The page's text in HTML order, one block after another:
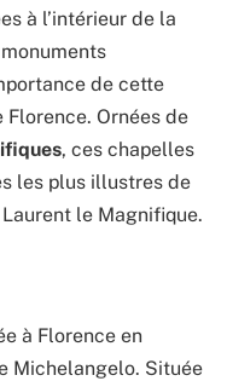
à l’intérieur de la
de cette
Ornées de
, ces chapelles
les plus illustres de
le Magnifique.
à Florence en
Michelangelo. Située